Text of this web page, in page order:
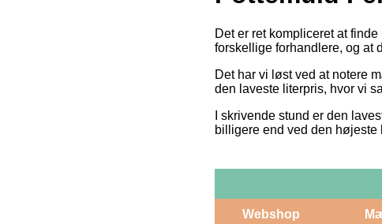
Det er ret kompliceret at
forskellige forhandlere, og at
Det har vi løst ved at notere
den laveste literpris, hvor vi
I skrivende stund er den
billigere end ved den
Webshop